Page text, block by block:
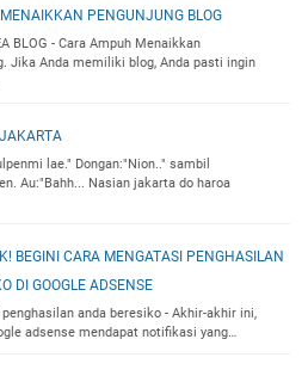
PENGUNJUNG BLOG
BLOG - Cara Ampuh Menaikkan
Jika Anda memiliki blog, Anda pasti ingin
lae." Dongan:"Nion.." sambil
Au:"Bahh... Nasian jakarta do haroa
BEGINI CARA MENGATASI PENGHASILAN
DI GOOGLE ADSENSE
anda beresiko - Akhir-akhir ini,
adsense mendapat notifikasi yang…